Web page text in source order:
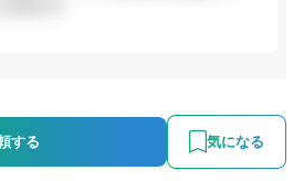
する 気になる